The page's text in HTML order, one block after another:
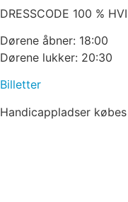
DRESSCODE 100 %
Dørene åbner: 18:00
Dørene lukker: 20:30
Billetter
Handicappladser